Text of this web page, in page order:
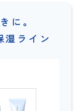
に。
湿ライン